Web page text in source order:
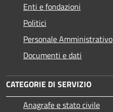
Enti e fondazioni
Politici
Personale Amministrativo
Documenti e dati
CATEGORIE DI SERVIZIO
Anagrafe e stato civile